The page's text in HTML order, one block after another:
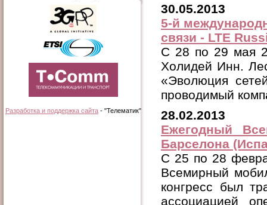
Разработка и поддержка сайта - "Телематик"
30.05.2013
5-й
связи - LTE
C 28 по 29 мая
Холидей Инн.
«Эволюция
проводимый
28.02.2013
Ежегодный
Барселона
C 25 по 28
Всемирный
конгресс был
ассоциацией